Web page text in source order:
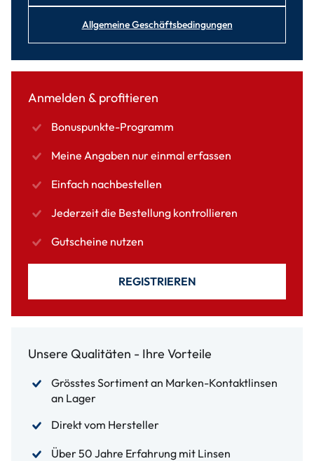
Allgemeine Geschäftsbedingungen
Anmelden & profitieren
Bonuspunkte-Programm
Meine Angaben nur einmal erfassen
Einfach nachbestellen
Jederzeit die Bestellung kontrollieren
Gutscheine nutzen
REGISTRIEREN
Unsere Qualitäten - Ihre Vorteile
Grösstes Sortiment an Marken-Kontaktlinsen
an Lager
Direkt vom Hersteller
Über 50 Jahre Erfahrung mit Linsen